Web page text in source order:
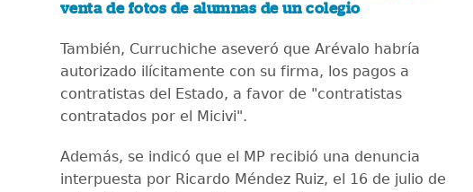
venta de fotos de alumnas de un colegio
También, Curruchiche aseveró que Arévalo habría
autorizado ilícitamente con su firma, los pagos a
contratistas del Estado, a favor de "contratistas
contratados por el Micivi".
Además, se indicó que el MP recibió una denuncia
interpuesta por Ricardo Méndez Ruiz, el 16 de julio de